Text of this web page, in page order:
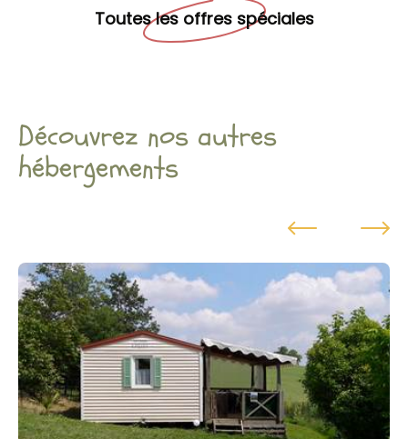
Toutes les offres spéciales
Découvrez nos autres
hébergements